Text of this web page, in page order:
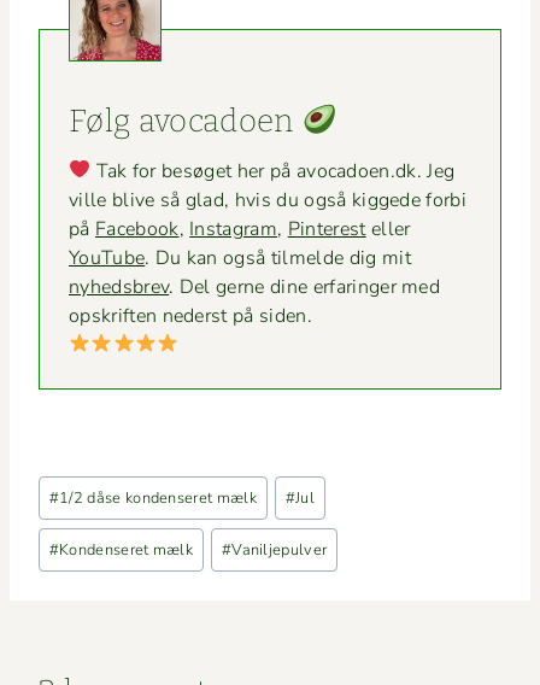
Følg avo­ca­doen
Tak for besøget her på avocadoen.dk. Jeg
ville blive så glad, hvis du også kiggede for­bi
på Face­book, Insta­gram, Pin­ter­esteller
YouTube. Du kan også tilmelde dig mit
nyheds­brev. Del gerne dine erfaringer med
opskriften ned­er­st på siden.
Indlæg-
tags:
#1/2 dåse kondenseret mælk #Jul
#Kondenseret mælk #Vaniljepulver